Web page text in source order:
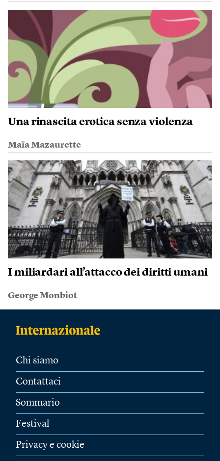
Una rinascita erotica senza violenza
Maïa Mazaurette
I miliardari all’attacco dei diritti umani
George Monbiot
Chi siamo
Contattaci
Sommario
Festival
Privacy e cookie